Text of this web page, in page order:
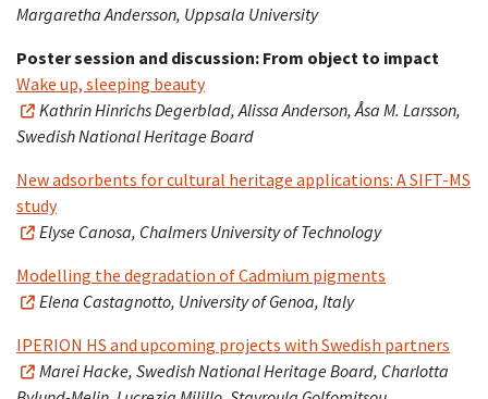
Margaretha Andersson, Uppsala University
Poster session and discussion: From object to impact
Wake up, sleeping beauty
Kathrin Hinrichs Degerblad, Alissa Anderson, Åsa M. Larsson,
Swedish National Heritage Board
New adsorbents for cultural heritage applications: A SIFT-MS
study
Elyse Canosa, Chalmers University of Technology
Modelling the degradation of Cadmium pigments
Elena Castagnotto, University of Genoa, Italy
IPERION HS and upcoming projects with Swedish partners
Marei Hacke, Swedish National Heritage Board, Charlotta